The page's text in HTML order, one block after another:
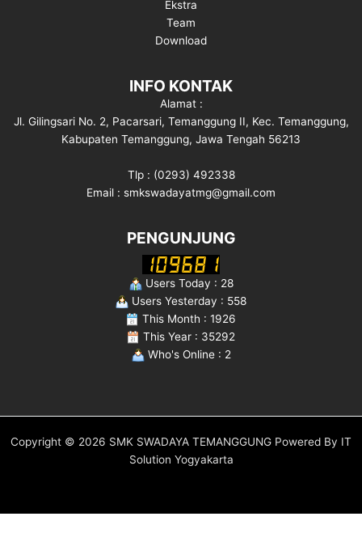
Ekstra
Team
Download
INFO KONTAK
Alamat :
Jl. Gilingsari No. 2, Pacarsari, Temanggung II, Kec. Temanggung,
Kabupaten Temanggung, Jawa Tengah 56213
Tlp : (0293) 492338
Email : smkswadayatmg@gmail.com
PENGUNJUNG
Users Today : 28
Users Yesterday : 558
This Month : 1926
This Year : 35292
Who's Online : 2
Copyright © 2026 SMK SWADAYA TEMANGGUNG Powered By IT
Solution Yogyakarta